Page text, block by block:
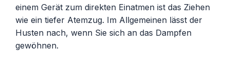
einem Gerät zum direkten Einatmen ist das Ziehen
wie ein tiefer Atemzug. Im Allgemeinen lässt der
Husten nach, wenn Sie sich an das Dampfen
gewöhnen.